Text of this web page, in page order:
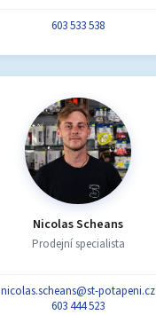
603 533 538
Nicolas Scheans
Prodejní specialista
nicolas.scheans@st-potapeni.cz
603 444 523